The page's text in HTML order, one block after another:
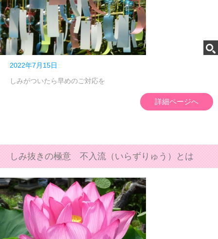
2022年7月15日
しみがついたら早めのご対応を
詳細ページへ
しみ抜きの極意 不入流（いらずりゅう）とは